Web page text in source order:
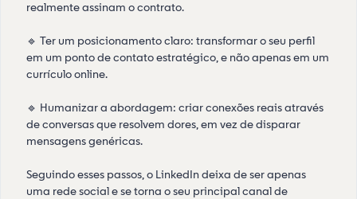
realmente assinam o contrato.
🔹 Ter um posicionamento claro: transformar o seu perfil
em um ponto de contato estratégico, e não apenas em um
currículo online.
🔹 Humanizar a abordagem: criar conexões reais através
de conversas que resolvem dores, em vez de disparar
mensagens genéricas.
Seguindo esses passos, o LinkedIn deixa de ser apenas
uma rede social e se torna o seu principal canal de